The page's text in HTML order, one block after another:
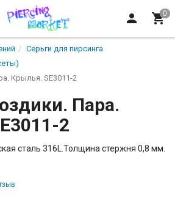
Серьги для пирсинга
Крылья. SE3011-2
Пара.
2
сталь 316L.Толщина стержня 0,8 мм.